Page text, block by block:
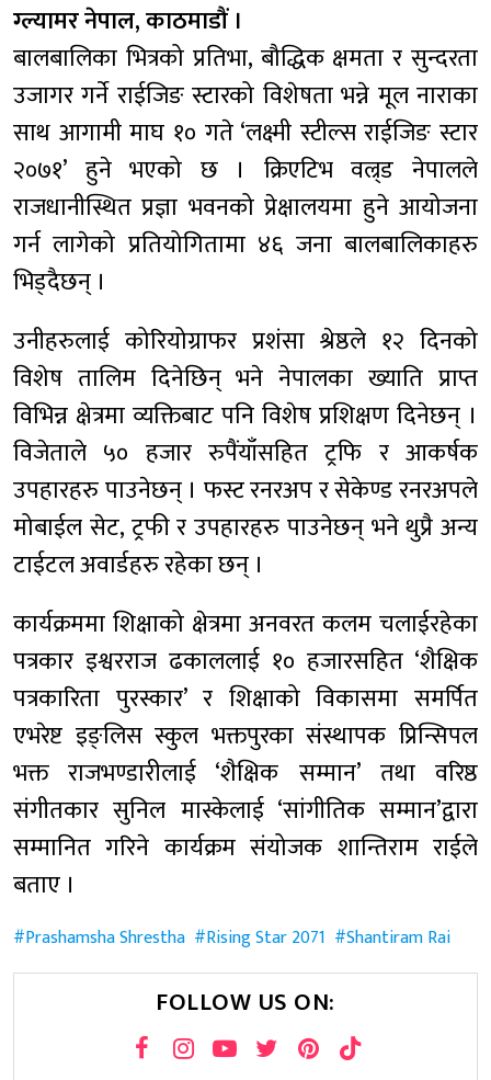
ग्ल्यामर नेपाल, काठमाडौं ।
बालबालिका भित्रको प्रतिभा, बौद्धिक क्षमता र सुन्दरता
उजागर गर्ने राईजिङ स्टारको विशेषता भन्ने मूल नाराका
साथ आगामी माघ १० गते ‘लक्ष्मी स्टील्स राईजिङ स्टार
२०७१’ हुने भएको छ । क्रिएटिभ वल्र्ड नेपालले
राजधानीस्थित प्रज्ञा भवनको प्रेक्षालयमा हुने आयोजना
गर्न लागेको प्रतियोगितामा ४६ जना बालबालिकाहरु
भिड्दैछन् ।
उनीहरुलाई कोरियोग्राफर प्रशंसा श्रेष्ठले १२ दिनको
विशेष तालिम दिनेछिन् भने नेपालका ख्याति प्राप्त
विभिन्न क्षेत्रमा व्यक्तिबाट पनि विशेष प्रशिक्षण दिनेछन् ।
विजेताले ५० हजार रुपैंयाँसहित ट्रफि र आकर्षक
उपहारहरु पाउनेछन् । फस्ट रनरअप र सेकेण्ड रनरअपले
मोबाईल सेट, ट्रफी र उपहारहरु पाउनेछन् भने थुप्रै अन्य
टाईटल अवार्डहरु रहेका छन् ।
कार्यक्रममा शिक्षाको क्षेत्रमा अनवरत कलम चलाईरहेका
पत्रकार इश्वरराज ढकाललाई १० हजारसहित ‘शैक्षिक
पत्रकारिता पुरस्कार’ र शिक्षाको विकासमा समर्पित
एभरेष्ट इङ्लिस स्कुल भक्तपुरका संस्थापक प्रिन्सिपल
भक्त राजभण्डारीलाई ‘शैक्षिक सम्मान’ तथा वरिष्ठ
संगीतकार सुनिल मास्केलाई ‘सांगीतिक सम्मान’द्वारा
सम्मानित गरिने कार्यक्रम संयोजक शान्तिराम राईले
बताए ।
Prashamsha Shrestha Rising Star 2071 Shantiram Rai
FOLLOW US ON: